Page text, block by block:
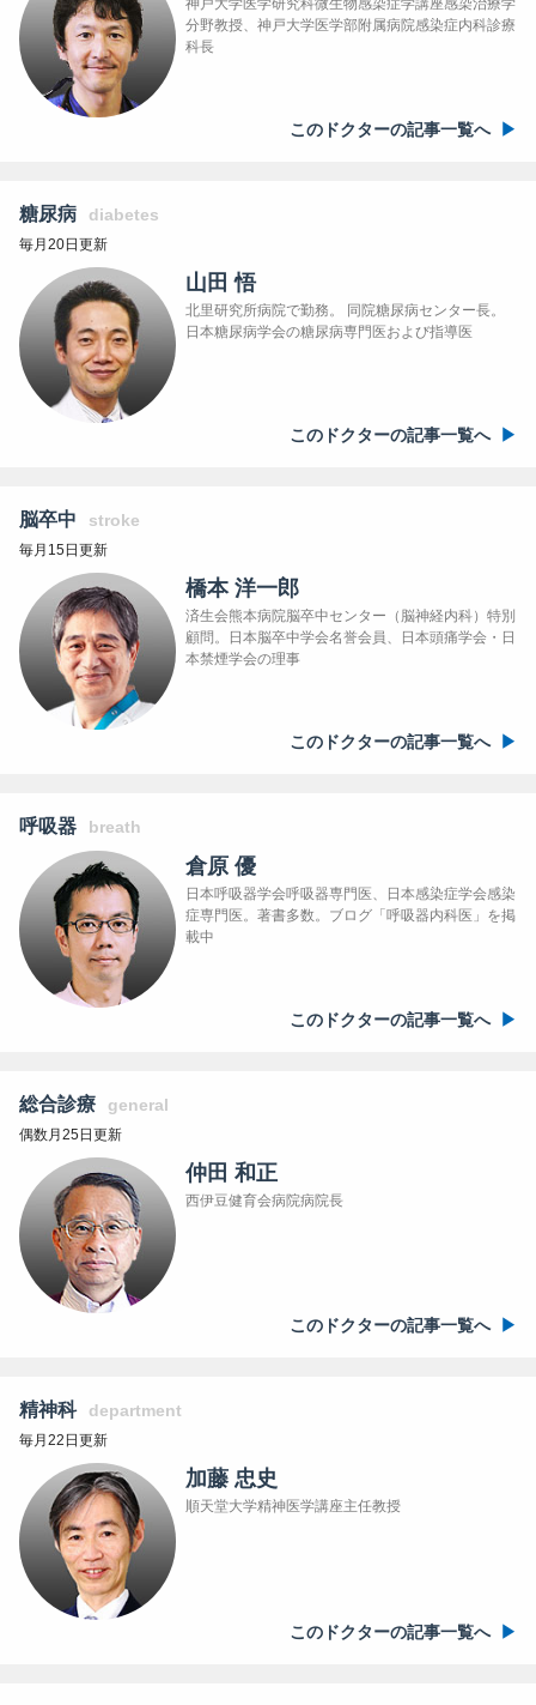
神戸大学医学研究科微生物感染症学講座感染治療学
分野教授、神戸大学医学部附属病院感染症内科診療
科長
このドクターの記事一覧へ
糖尿病 diabetes
毎月20日更新
山田 悟
北里研究所病院で勤務。 同院糖尿病センター長。
日本糖尿病学会の糖尿病専門医および指導医
このドクターの記事一覧へ
脳卒中 stroke
毎月15日更新
橋本 洋一郎
済生会熊本病院脳卒中センター（脳神経内科）特別
顧問。日本脳卒中学会名誉会員、日本頭痛学会・日
本禁煙学会の理事
このドクターの記事一覧へ
呼吸器 breath
倉原 優
日本呼吸器学会呼吸器専門医、日本感染症学会感染
症専門医。著書多数。ブログ「呼吸器内科医」を掲
載中
このドクターの記事一覧へ
総合診療 general
偶数月25日更新
仲田 和正
西伊豆健育会病院病院長
このドクターの記事一覧へ
精神科 department
毎月22日更新
加藤 忠史
順天堂大学精神医学講座主任教授
このドクターの記事一覧へ